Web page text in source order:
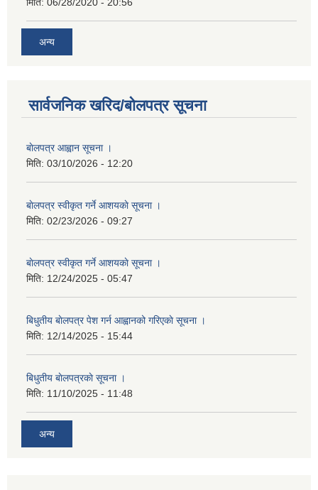
अन्य
सार्वजनिक खरिद/बोलपत्र सूचना
बाेलपत्र आह्वान सूचना ।
मिति: 03/10/2026 - 12:20
बाेलपत्र स्वीकृत गर्ने आशयकाे सूचना ।
मिति: 02/23/2026 - 09:27
बाेलपत्र स्वीकृत गर्ने आशयकाे सूचना ।
मिति: 12/24/2025 - 05:47
बिधुतीय बाेलपत्र पेश गर्न आह्वानको गरिएकाे सूचना ।
मिति: 12/14/2025 - 15:44
बिधुतीय बाेलपत्रकाे सूचना ।
मिति: 11/10/2025 - 11:48
अन्य